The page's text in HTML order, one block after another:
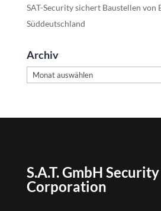
SAT-Security sichert Baustellen von
Süddeutschland
Archiv
Archiv
S.A.T. GmbH
Corporation